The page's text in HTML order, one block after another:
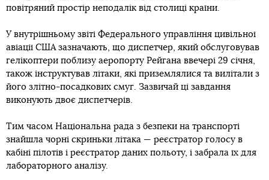
повітряний простір неподалік від столиці країни.
У внутрішньому звіті Федерального управління цивільної
авіації США зазначають, що диспетчер, який обслуговував
гелікоптери поблизу аеропорту Рейгана ввечері 29 січня,
також інструктував літаки, які приземлялися та вилітали з
його злітно-посадкових смуг. Зазвичай ці завдання
виконують двоє диспетчерів.
Тим часом Національна рада з безпеки на транспорті
знайшла чорні скриньки літака — реєстратор голосу в
кабіні пілотів і реєстратор даних польоту, і забрала їх для
лабораторного аналізу.